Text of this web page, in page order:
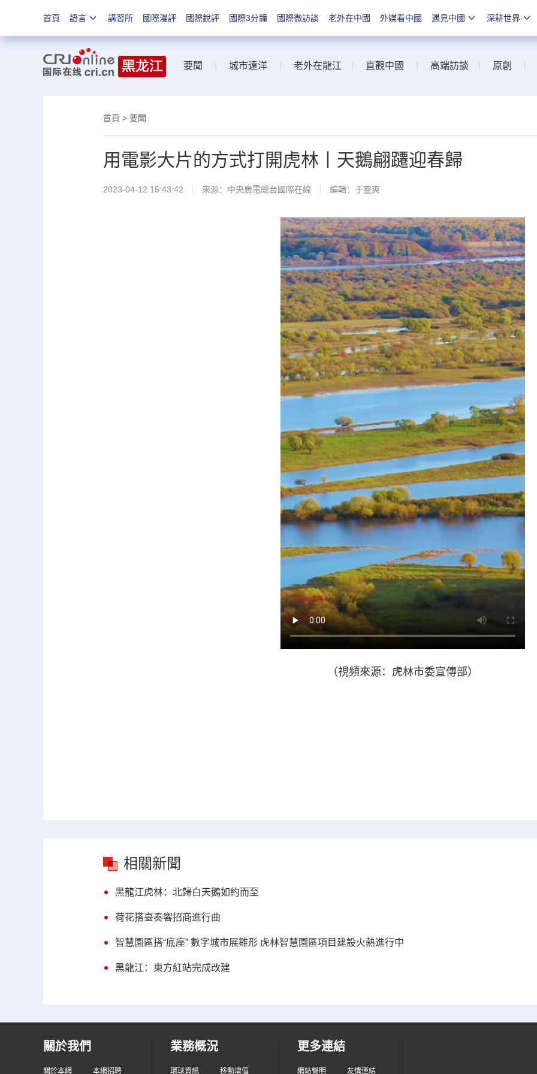
首頁 語言 講習所 國際漫評 國際銳評 國際3分鐘 國際微訪談 老外在中國 外媒看中國 遇見中國 深耕世界
要聞 城市遠洋 老外在龍江 直觀中國 高端訪談 原創
首頁 > 要聞
用電影大片的方式打開虎林丨天鵝翩躚迎春歸
2023-04-12 15:43:42 來源：中央廣電總台國際在線 編輯：于靈爽
（視頻來源：虎林市委宣傳部）
相關新聞
黑龍江虎林：北歸白天鵝如約而至
荷花搭臺奏響招商進行曲
智慧園區搭“底座” 數字城市展雛形 虎林智慧園區項目建設火熱進行中
黑龍江：東方紅站完成改建
關於我們
關於本網 本網招聘
業務概況
環球資訊 移動增值
更多連結
網站聲明 友情連結